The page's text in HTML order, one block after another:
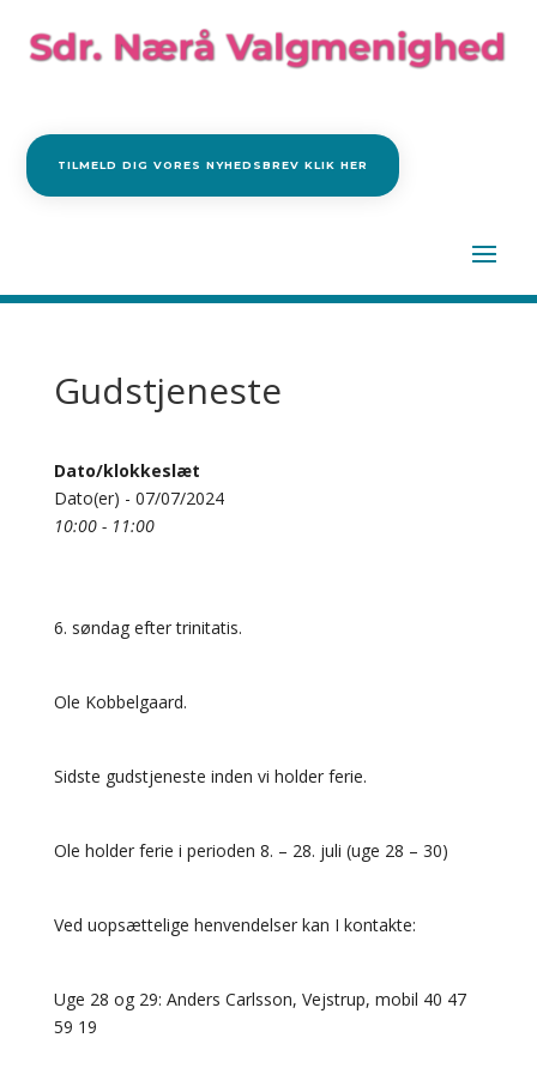
TILMELD DIG VORES NYHEDSBREV KLIK HER
Gudstjeneste
Dato/klokkeslæt
Dato(er) - 07/07/2024
10:00 - 11:00
6. søndag efter trinitatis.
Ole Kobbelgaard.
Sidste gudstjeneste inden vi holder ferie.
Ole holder ferie i perioden 8. – 28. juli (uge 28 – 30)
Ved uopsættelige henvendelser kan I kontakte:
Uge 28 og 29: Anders Carlsson, Vejstrup, mobil 40 47
59 19